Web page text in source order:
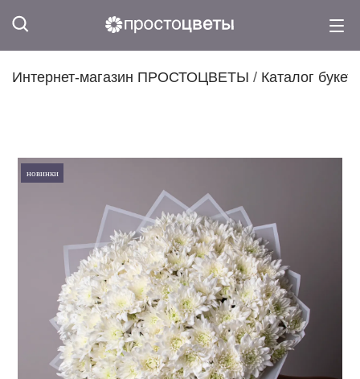
Интернет-магазин ПРОСТОЦВЕТЫ / Каталог
новинки